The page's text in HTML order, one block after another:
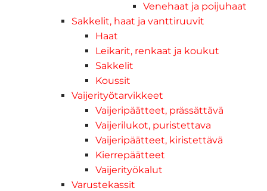
Venehaat ja poijuhaat
Sakkelit, haat ja vanttiruuvit
Haat
Leikarit, renkaat ja koukut
Sakkelit
Koussit
Vaijerityötarvikkeet
Vaijeripäätteet, prässättävä
Vaijerilukot, puristettava
Vaijeripäätteet, kiristettävä
Kierrepäätteet
Vaijerityökalut
Varustekassit